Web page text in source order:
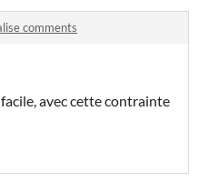
comments
avec cette contrainte